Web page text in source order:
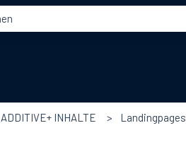
ADDITIVE+ INHALTE Landingpages